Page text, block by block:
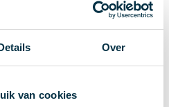
Over
van cookies
groen
60 cm